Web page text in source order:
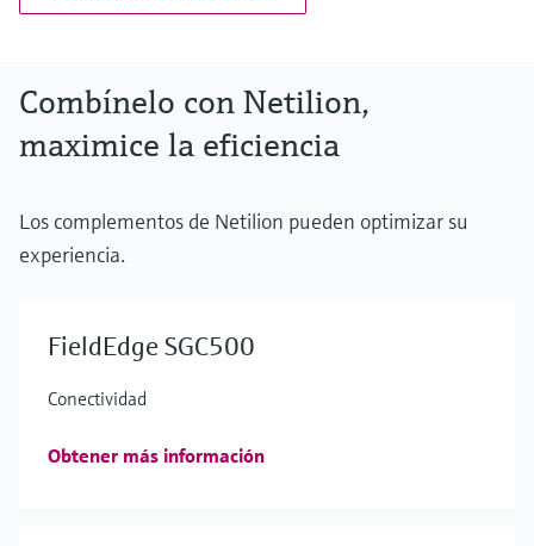
Combínelo con Netilion,
maximice la eficiencia
Los complementos de Netilion pueden optimizar su
experiencia.
FieldEdge SGC500
Conectividad
Obtener más información